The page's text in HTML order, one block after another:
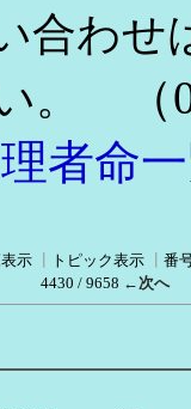
合わせ
。
（
者命
示 トピック表示
番
4430 / 9658 ←次へ